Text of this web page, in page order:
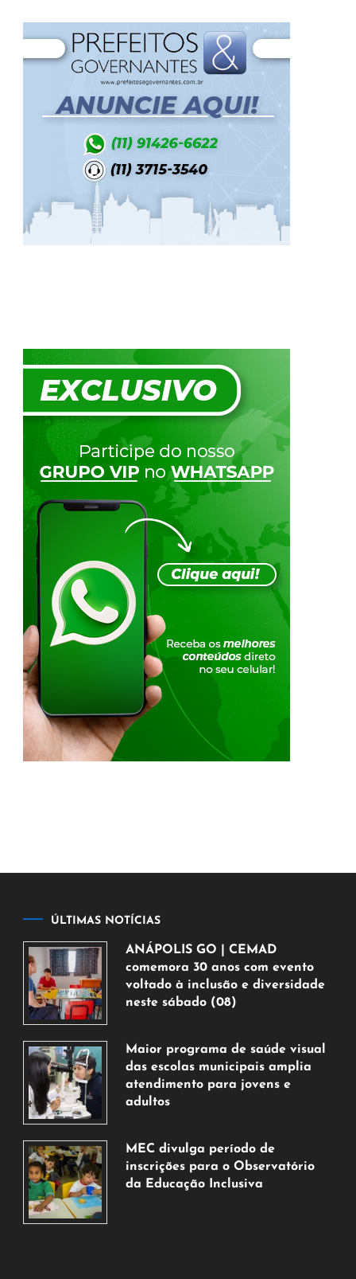
ÚLTIMAS NOTÍCIAS
ANÁPOLIS GO | CEMAD
comemora 30 anos com evento
voltado à inclusão e diversidade
neste sábado (08)
de
agosto
de
2026
Maior programa de saúde visual
das escolas municipais amplia
atendimento para jovens e
adultos
de
agosto
de
MEC divulga período de
inscrições para o Observatório
da Educação Inclusiva